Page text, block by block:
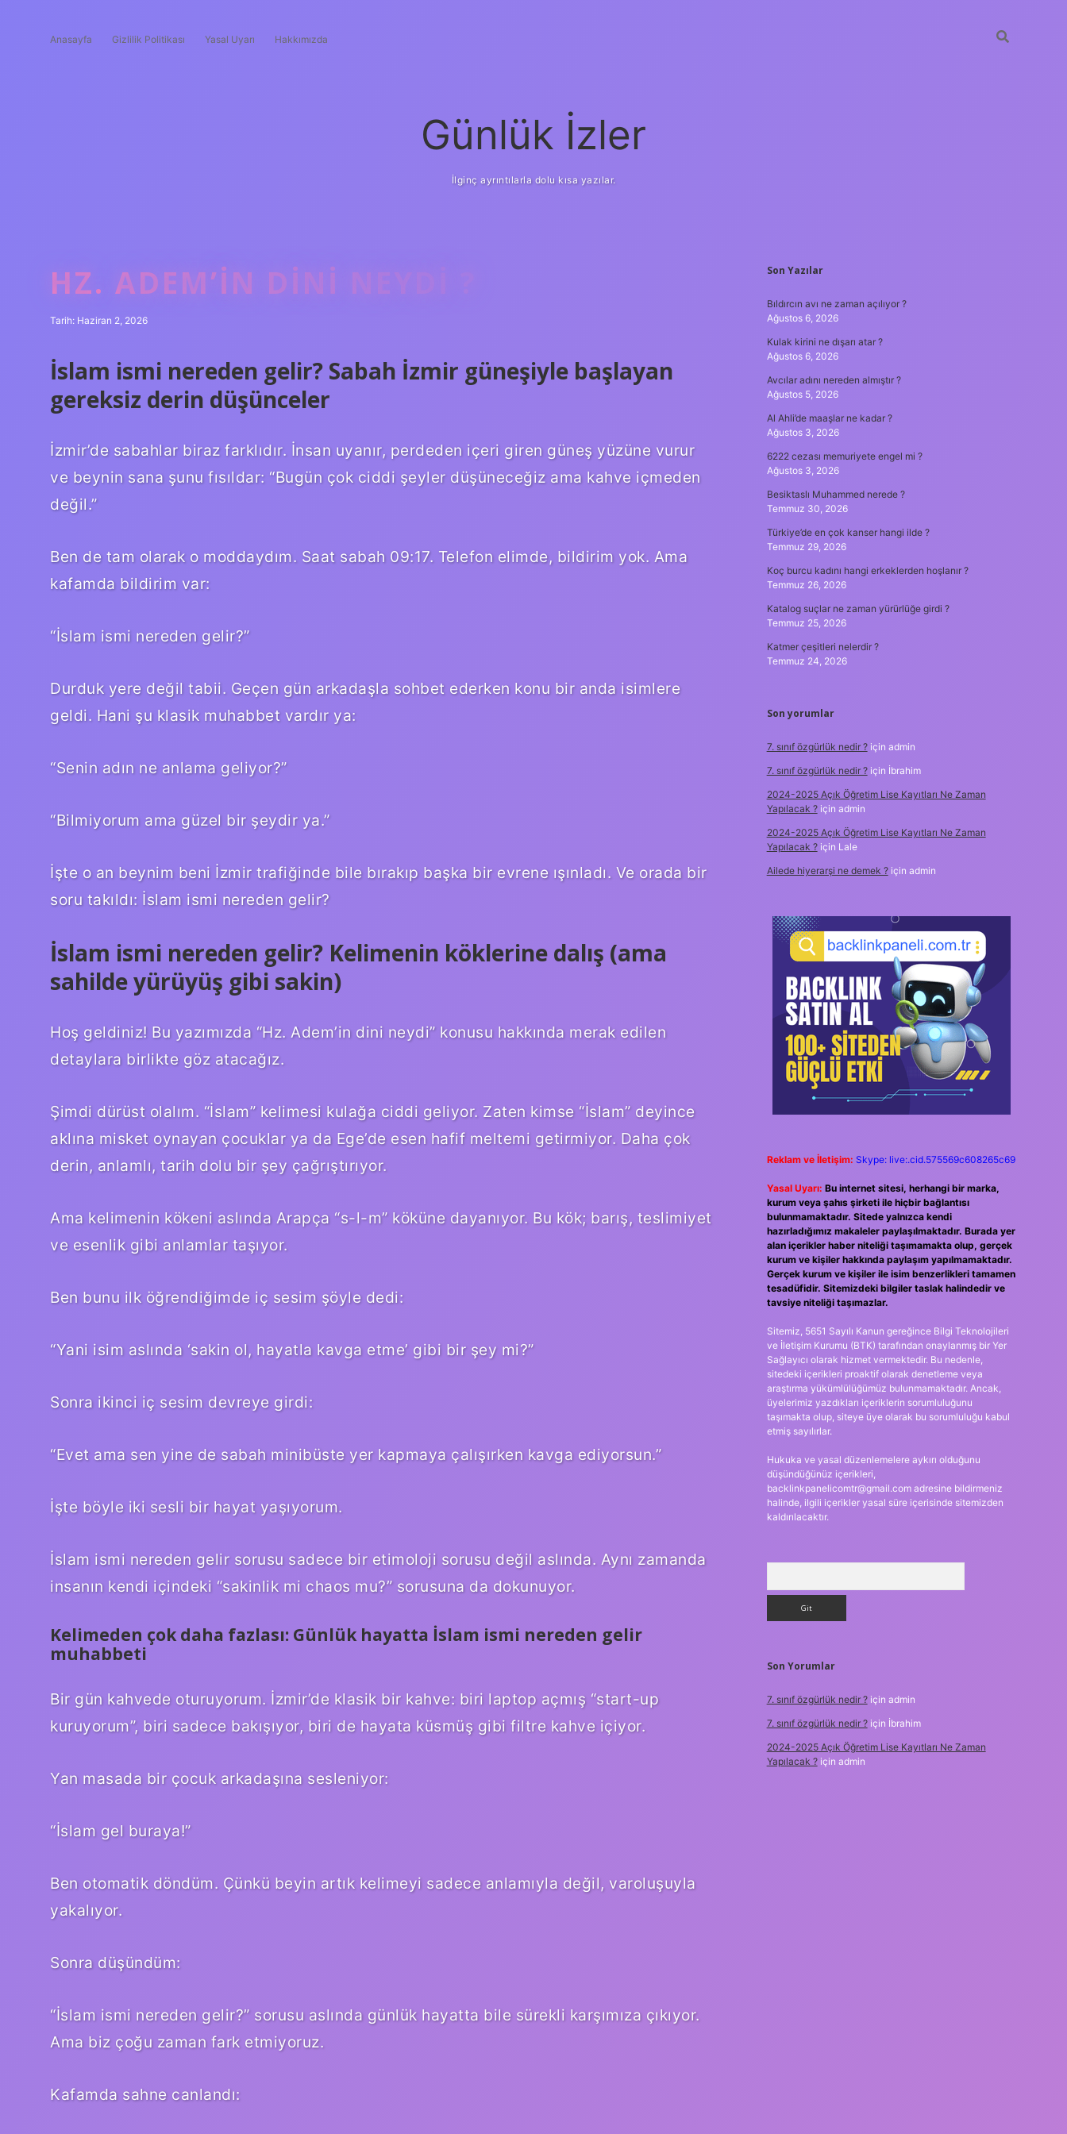
Anasayfa Gizlilik Politikası Yasal Uyarı Hakkımızda
Günlük İzler
İlginç ayrıntılarla dolu kısa yazılar.
HZ. ADEM’IN DINI NEYDI ?
Tarih: Haziran 2, 2026
İslam ismi nereden gelir? Sabah İzmir güneşiyle başlayan
gereksiz derin düşünceler
İzmir’de sabahlar biraz farklıdır. İnsan uyanır, perdeden içeri giren güneş yüzüne vurur
ve beynin sana şunu fısıldar: “Bugün çok ciddi şeyler düşüneceğiz ama kahve içmeden
değil.”
Ben de tam olarak o moddaydım. Saat sabah 09:17. Telefon elimde, bildirim yok. Ama
kafamda bildirim var:
“İslam ismi nereden gelir?”
Durduk yere değil tabii. Geçen gün arkadaşla sohbet ederken konu bir anda isimlere
geldi. Hani şu klasik muhabbet vardır ya:
“Senin adın ne anlama geliyor?”
“Bilmiyorum ama güzel bir şeydir ya.”
İşte o an beynim beni İzmir trafiğinde bile bırakıp başka bir evrene ışınladı. Ve orada bir
soru takıldı: İslam ismi nereden gelir?
İslam ismi nereden gelir? Kelimenin köklerine dalış (ama
sahilde yürüyüş gibi sakin)
Hoş geldiniz! Bu yazımızda “Hz. Adem’in dini neydi” konusu hakkında merak edilen
detaylara birlikte göz atacağız.
Şimdi dürüst olalım. “İslam” kelimesi kulağa ciddi geliyor. Zaten kimse “İslam” deyince
aklına misket oynayan çocuklar ya da Ege’de esen hafif meltemi getirmiyor. Daha çok
derin, anlamlı, tarih dolu bir şey çağrıştırıyor.
Ama kelimenin kökeni aslında Arapça “s-l-m” köküne dayanıyor. Bu kök; barış, teslimiyet
ve esenlik gibi anlamlar taşıyor.
Ben bunu ilk öğrendiğimde iç sesim şöyle dedi:
“Yani isim aslında ‘sakin ol, hayatla kavga etme’ gibi bir şey mi?”
Sonra ikinci iç sesim devreye girdi:
“Evet ama sen yine de sabah minibüste yer kapmaya çalışırken kavga ediyorsun.”
İşte böyle iki sesli bir hayat yaşıyorum.
İslam ismi nereden gelir sorusu sadece bir etimoloji sorusu değil aslında. Aynı zamanda
insanın kendi içindeki “sakinlik mi chaos mu?” sorusuna da dokunuyor.
Kelimeden çok daha fazlası: Günlük hayatta İslam ismi nereden gelir
muhabbeti
Bir gün kahvede oturuyorum. İzmir’de klasik bir kahve: biri laptop açmış “start-up
kuruyorum”, biri sadece bakışıyor, biri de hayata küsmüş gibi filtre kahve içiyor.
Yan masada bir çocuk arkadaşına sesleniyor:
“İslam gel buraya!”
Ben otomatik döndüm. Çünkü beyin artık kelimeyi sadece anlamıyla değil, varoluşuyla
yakalıyor.
Sonra düşündüm:
“İslam ismi nereden gelir?” sorusu aslında günlük hayatta bile sürekli karşımıza çıkıyor.
Ama biz çoğu zaman fark etmiyoruz.
Kafamda sahne canlandı:
SIDEBAR
Son Yazılar
Bıldırcın avı ne zaman açılıyor ?
Ağustos 6, 2026
Kulak kirini ne dışarı atar ?
Ağustos 6, 2026
Avcılar adını nereden almıştır ?
Ağustos 5, 2026
Al Ahli’de maaşlar ne kadar ?
Ağustos 3, 2026
6222 cezası memuriyete engel mi ?
Ağustos 3, 2026
Besiktaslı Muhammed nerede ?
Temmuz 30, 2026
Türkiye’de en çok kanser hangi ilde ?
Temmuz 29, 2026
Koç burcu kadını hangi erkeklerden hoşlanır ?
Temmuz 26, 2026
Katalog suçlar ne zaman yürürlüğe girdi ?
Temmuz 25, 2026
Katmer çeşitleri nelerdir ?
Temmuz 24, 2026
Son yorumlar
7. sınıf özgürlük nedir ?için admin
7. sınıf özgürlük nedir ?için İbrahim
2024-2025 Açık Öğretim Lise Kayıtları Ne Zaman
Yapılacak ?için admin
2024-2025 Açık Öğretim Lise Kayıtları Ne Zaman
Yapılacak ?için Lale
Ailede hiyerarşi ne demek ?için admin
Reklam ve İletişim: Skype: live:.cid.575569c608265c69
Yasal Uyarı: Bu internet sitesi, herhangi bir marka,
kurum veya şahıs şirketi ile hiçbir bağlantısı
bulunmamaktadır. Sitede yalnızca kendi
hazırladığımız makaleler paylaşılmaktadır. Burada yer
alan içerikler haber niteliği taşımamakta olup, gerçek
kurum ve kişiler hakkında paylaşım yapılmamaktadır.
Gerçek kurum ve kişiler ile isim benzerlikleri tamamen
tesadüfidir. Sitemizdeki bilgiler taslak halindedir ve
tavsiye niteliği taşımazlar.
Sitemiz, 5651 Sayılı Kanun gereğince Bilgi Teknolojileri
ve İletişim Kurumu (BTK) tarafından onaylanmış bir Yer
Sağlayıcı olarak hizmet vermektedir. Bu nedenle,
sitedeki içerikleri proaktif olarak denetleme veya
araştırma yükümlülüğümüz bulunmamaktadır. Ancak,
üyelerimiz yazdıkları içeriklerin sorumluluğunu
taşımakta olup, siteye üye olarak bu sorumluluğu kabul
etmiş sayılırlar.
Hukuka ve yasal düzenlemelere aykırı olduğunu
düşündüğünüz içerikleri,
backlinkpanelicomtr@gmail.comadresine bildirmeniz
halinde, ilgili içerikler yasal süre içerisinde sitemizden
kaldırılacaktır.
Son Yorumlar
7. sınıf özgürlük nedir ?için admin
7. sınıf özgürlük nedir ?için İbrahim
2024-2025 Açık Öğretim Lise Kayıtları Ne Zaman
Yapılacak ?için admin